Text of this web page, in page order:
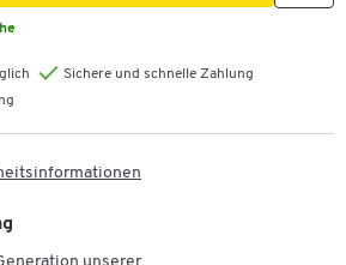
Sichere und schnelle Zahlung